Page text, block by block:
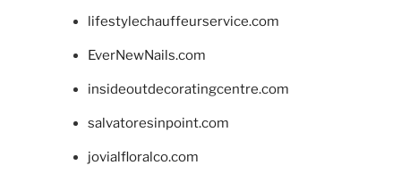
lifestylechauffeurservice.com
EverNewNails.com
insideoutdecoratingcentre.com
salvatoresinpoint.com
jovialfloralco.com